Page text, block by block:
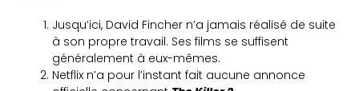
Jusqu’ici, David Fincher n’a jamais réalisé de suite
à son propre travail. Ses films se suffisent
généralement à eux-mêmes.
Netflix n’a pour l’instant fait aucune annonce